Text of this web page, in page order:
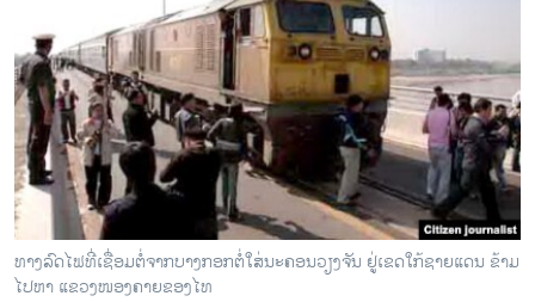
ອິດສະຫຼະພາບດ້ານການຂ່າວ
ຊີວິດຊາວລາວ
ຊຸມຊົນຊາວລາວ
ວິທະຍາສາດ-ເທັກໂນໂລຈີ
ທຸລະກິດ
ພາສາອັງກິດ
ວີດີໂອ
ທາງລົດໄຟທີ່ເຊື່ອມຕໍ່ຈາກບາງກອກຕໍ່ໃສ່ນະຄອນວຽງຈັນ ຢູ່ເຂດໃກ້ຊາຍແດນ ຂ້າມ
ໄປຫາ ແຂວງໜອງຄາຍຂອງໄທ